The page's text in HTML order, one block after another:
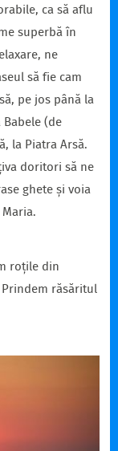
ca să aflu
superbă în
ne
să fie cam
pe jos până la
(de
la Piatra Arsă.
doritori să ne
ghete și voia
roțile din
răsăritul